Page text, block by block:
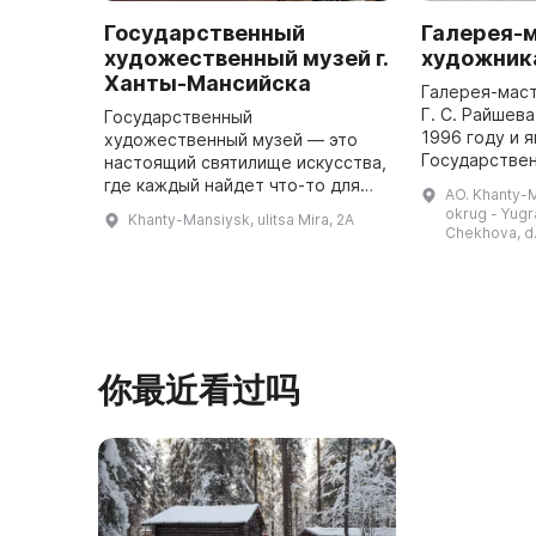
Государственный
художественный музей г.
Ханты-Мансийска
Государственный
художественный музей — это
настоящий святилище искусства,
где каждый найдет что-то для
художественный музей является
Khanty-Mansiysk, ulitsa Mira, 2A
Галерея-
Галерея-
Г. С.
1996 году и
Югры с 2011
по проекту
AO. Khanty-
okrug -
Chekhova, d.
你最近看过吗